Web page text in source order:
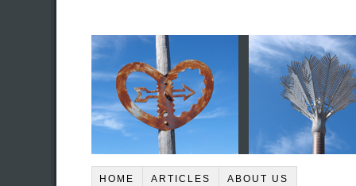
HOME ARTICLES ABOUT US